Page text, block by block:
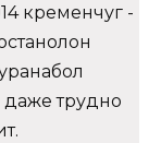
кременчуг -
трудно